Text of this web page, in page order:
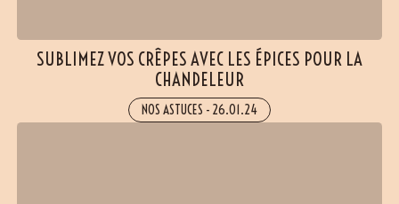
SUBLIMEZ VOS CRÊPES AVEC LES ÉPICES POUR LA
CHANDELEUR
NOS ASTUCES - 26.01.24